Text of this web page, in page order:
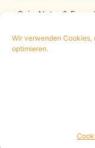
Wir verwenden Cookies,
optimieren.
SeinsNatur &
© 2026 Heilsein-